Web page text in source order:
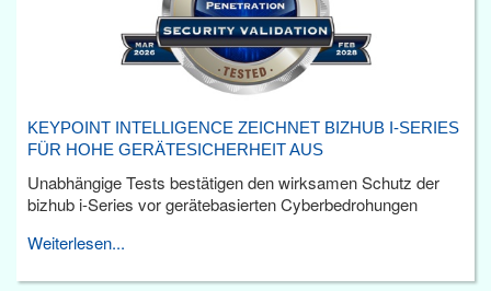
KEYPOINT INTELLIGENCE ZEICHNET BIZHUB I-SERIES
FÜR HOHE GERÄTESICHERHEIT AUS
Unabhängige Tests bestätigen den wirksamen Schutz der
bizhub i-Series vor gerätebasierten Cyberbedrohungen
Weiterlesen...